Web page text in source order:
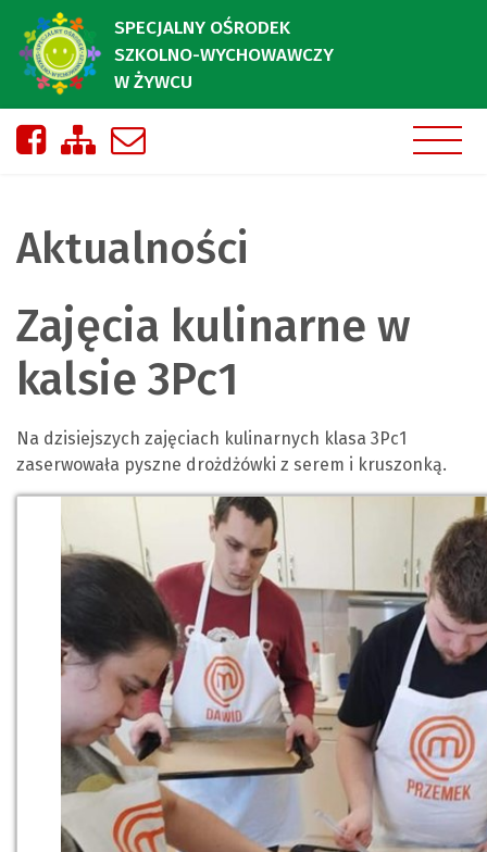
SPECJALNY OŚRODEK
SZKOLNO-WYCHOWAWCZY
W ŻYWCU
Nasza strona na Facebooku
Zobacz mapę strony
Aktualności
Zajęcia kulinarne w
kalsie 3Pc1
Na dzisiejszych zajęciach kulinarnych klasa 3Pc1
zaserwowała pyszne drożdżówki z serem i kruszonką.